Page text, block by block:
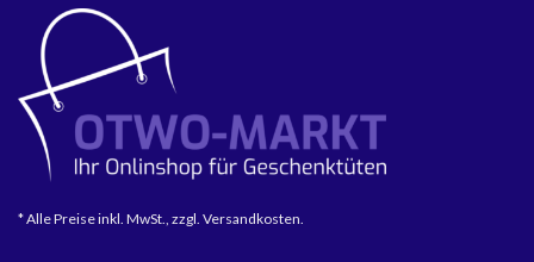
* Alle Preise inkl. MwSt., zzgl. Versandkosten.